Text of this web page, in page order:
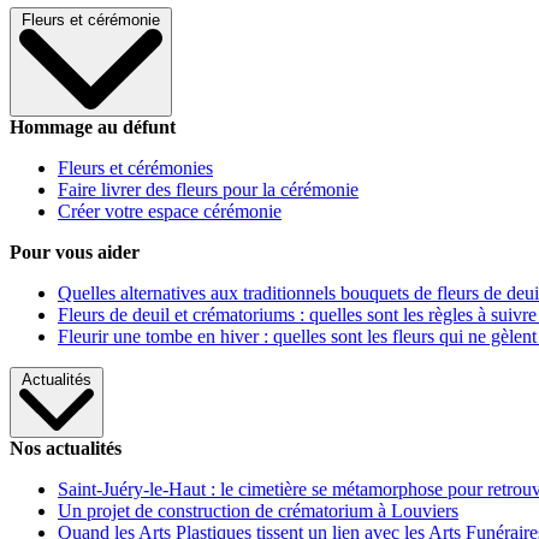
Fleurs et cérémonie
Hommage au défunt
Fleurs et cérémonies
Faire livrer des fleurs pour la cérémonie
Créer votre espace cérémonie
Pour vous aider
Quelles alternatives aux traditionnels bouquets de fleurs de
Fleurs de deuil et crématoriums : quelles sont les règles à
Fleurir une tombe en hiver : quelles sont les fleurs qui ne gèlent
Actualités
Nos actualités
Saint-Juéry-le-Haut : le cimetière se métamorphose pour
Un projet de construction de crématorium à Louviers
Quand les Arts Plastiques tissent un lien avec les Arts